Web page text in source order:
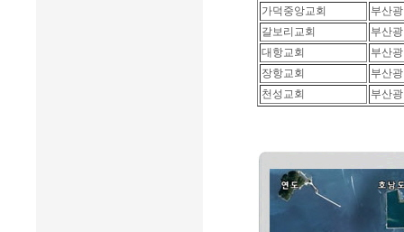
가덕중앙교회
부산
갈보리교회
부산
대항교회
부산
장항교회
부산
천성교회
부산